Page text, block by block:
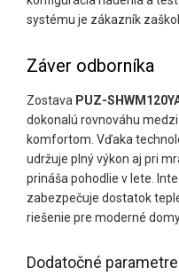
systému je zákazník
Záver odborníka
Zostava PUZ-
dokonalú rovnováhu
komfortom. Vďaka
udržuje plný výkon aj pri
prináša pohodlie v lete.
zabezpečuje dostatok
riešenie pre moderné
Dodatočné parametre